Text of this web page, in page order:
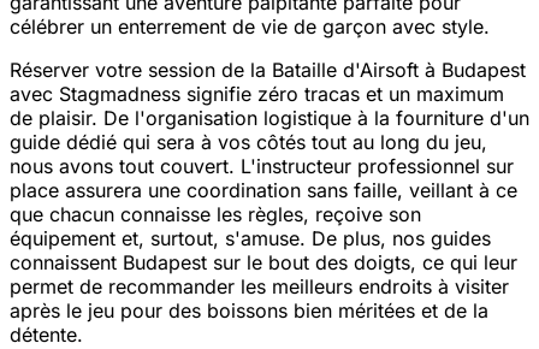
célébrer un enterrement de vie de garçon avec style.
Réserver votre session de la Bataille d'Airsoft à Budapest
avec Stagmadness signifie zéro tracas et un maximum
de plaisir. De l'organisation logistique à la fourniture d'un
guide dédié qui sera à vos côtés tout au long du jeu,
nous avons tout couvert. L'instructeur professionnel sur
place assurera une coordination sans faille, veillant à ce
que chacun connaisse les règles, reçoive son
équipement et, surtout, s'amuse. De plus, nos guides
connaissent Budapest sur le bout des doigts, ce qui leur
permet de recommander les meilleurs endroits à visiter
après le jeu pour des boissons bien méritées et de la
détente.